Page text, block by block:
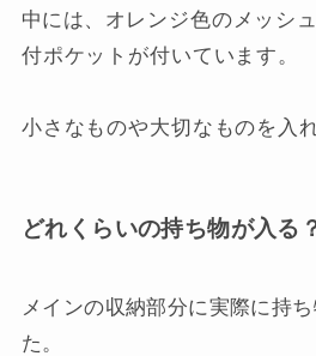
中には、 オレンジ色のメッシ
付ポケットが付いています。
小さなものや大切なものを入
どれくらいの持ち物が入る
メインの収納部分に実際に持
た。